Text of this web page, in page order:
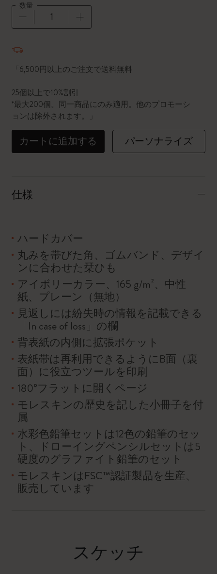
数量
「6,500円以上のご注文で送料無料
25個以上で10%割引
*最大200個。同一商品にのみ適用。他のプロモーシ
ョンは除外されます。」
カートに追加する パーソナライズ
仕様
ハードカバー
丸みを帯びた角、ゴムバンド、デザイ
ンに合わせた栞ひも
アイボリーカラー、165 g/m²、中性
紙、プレーン（無地）
見返しには紛失時の情報を記載できる
「In case of loss」の欄
背表紙の内側に拡張ポケット
表紙帯は再利用できるようにB面（裏
面）に役立つツールを印刷
180°フラットに開くページ
モレスキンの歴史を記した小冊子を付
属
水彩色鉛筆セットは12色の鉛筆のセッ
ト、ドローイングペンシルセットは5
硬度のグラファイト鉛筆のセット
モレスキンはFSC™認証製品を生産、
販売しています
スケッチ